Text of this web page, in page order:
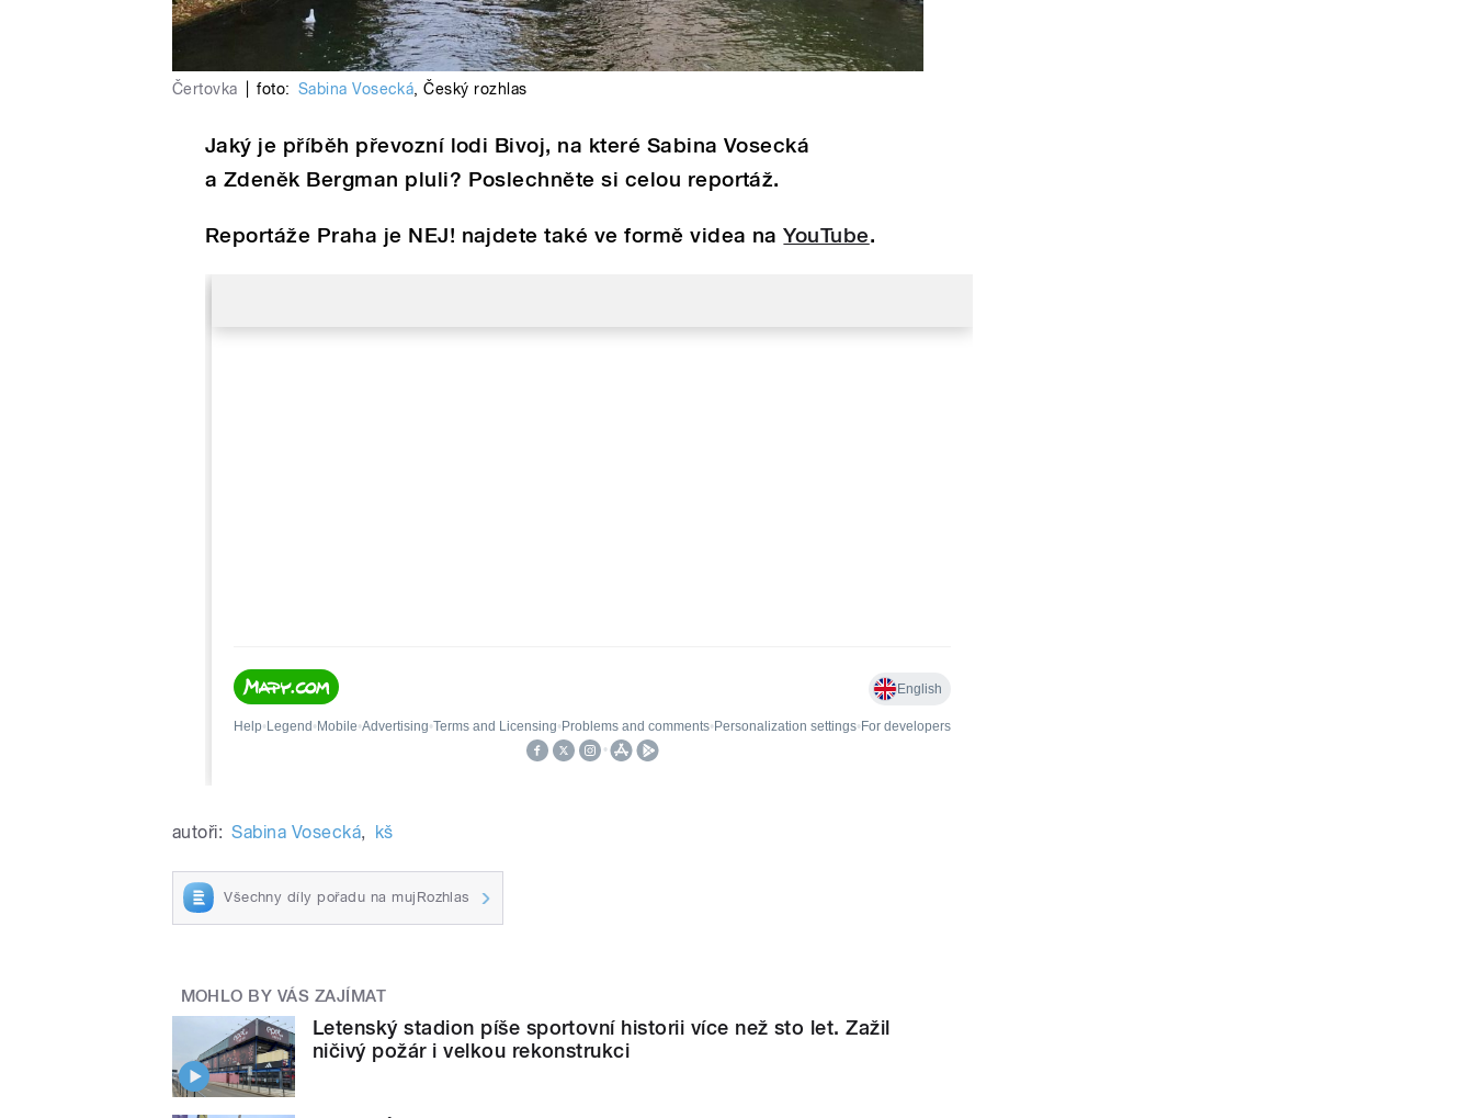
Čertovka foto: Sabina Vosecká,Český rozhlas
Jaký je příběh převozní lodi Bivoj, na které Sabina Vosecká
a Zdeněk Bergman pluli? Poslechněte si celou reportáž.
Reportáže Praha je NEJ! najdete také ve formě videa naYouTube.
autoři: Sabina Vosecká, kš
Všechny díly pořadu na mujRozhlas
MOHLO BY VÁS ZAJÍMAT
Letenský stadion píše sportovní historii více než sto let. Zažil
ničivý požár i velkou rekonstrukci